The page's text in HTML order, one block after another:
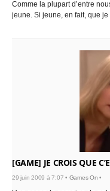
Comme la plupart d’entre
jeune. Si jeune, en fait, que je
[GAME] JE CROIS QUE
29 juin 2009 à 7:07 • Games On •